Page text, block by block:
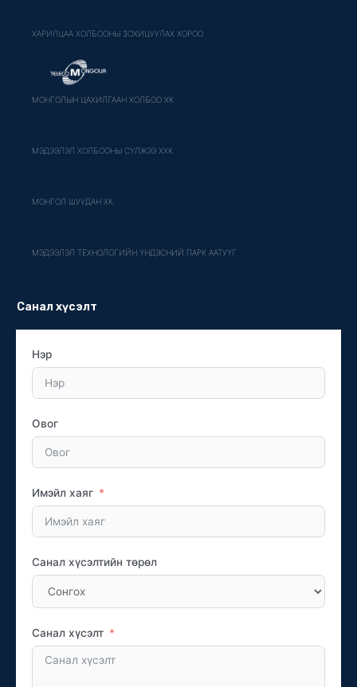
ХАРИЛЦАА ХОЛБООНЫ ЗОХИЦУУЛАХ ХОРОО
МОНГОЛЫН ЦАХИЛГААН ХОЛБОО ХК
МЭДЭЭЛЭЛ ХОЛБООНЫ СҮЛЖЭЭ ХХК
МОНГОЛ ШУУДАН ХК
МЭДЭЭЛЭЛ ТЕХНОЛОГИЙН ҮНДЭСНИЙ ПАРК ААТУҮГ
Санал хүсэлт
Нэр
Овог
Имэйл хаяг
Санал хүсэлтийн төрөл
Санал хүсэлт